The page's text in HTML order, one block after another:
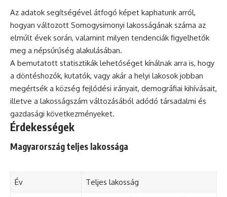
Az adatok segítségével átfogó képet kaphatunk arról,
hogyan változott Somogysimonyi lakosságának száma az
elmúlt évek során, valamint milyen tendenciák figyelhetők
meg a népsűrűség alakulásában.
A bemutatott statisztikák lehetőséget kínálnak arra is, hogy
a döntéshozók, kutatók, vagy akár a helyi lakosok jobban
megértsék a község fejlődési irányait, demográfiai kihívásait,
illetve a lakosságszám változásából adódó társadalmi és
gazdasági következményeket.
Érdekességek
Magyarország teljes lakossága
Év Teljes lakosság